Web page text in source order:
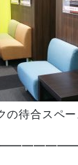
の待合スペー